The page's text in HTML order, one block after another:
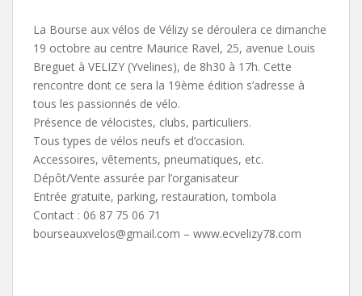
La Bourse aux vélos de Vélizy se déroulera ce dimanche
19 octobre au centre Maurice Ravel, 25, avenue Louis
Breguet à VELIZY (Yvelines), de 8h30 à 17h. Cette
rencontre dont ce sera la 19ème édition s’adresse à
tous les passionnés de vélo.
Présence de vélocistes, clubs, particuliers.
Tous types de vélos neufs et d’occasion.
Accessoires, vêtements, pneumatiques, etc.
Dépôt/Vente assurée par l’organisateur
Entrée gratuite, parking, restauration, tombola
Contact : 06 87 75 06 71
bourseauxvelos@gmail.com – www.ecvelizy78.com